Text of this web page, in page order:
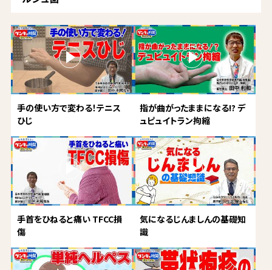
手の使い方で変わる！テニス
ひじ
指が曲がったままになる!? デ
ュピュイトラン拘縮
手首をひねると痛い TFCC損
傷
気になるじんましんの基礎知
識